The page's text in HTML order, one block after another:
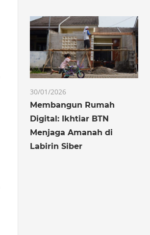
30/01/2026
Membangun Rumah
Digital: Ikhtiar BTN
Menjaga Amanah di
Labirin Siber